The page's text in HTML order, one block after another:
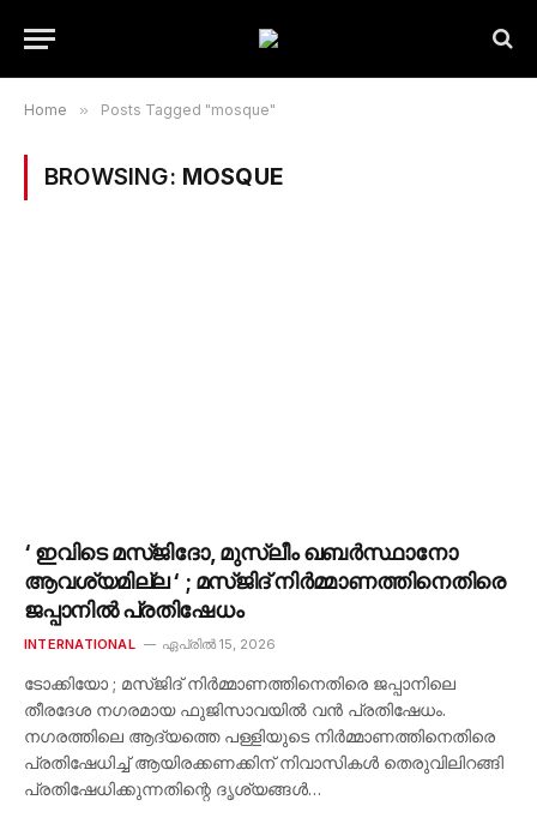
Home » Posts Tagged "mosque"
BROWSING: MOSQUE
‘ ഇവിടെ മസ്ജിദോ, മുസ്ലീം ഖബർസ്ഥാനോ
ആവശ്യമില്ല ‘ ; മസ്ജിദ് നിർമ്മാണത്തിനെതിരെ
ജപ്പാനിൽ പ്രതിഷേധം
INTERNATIONAL ഏപ്രിൽ 15, 2026
ടോക്കിയോ ; മസ്ജിദ് നിർമ്മാണത്തിനെതിരെ ജപ്പാനിലെ
തീരദേശ നഗരമായ ഫുജിസാവയിൽ വൻ പ്രതിഷേധം.
നഗരത്തിലെ ആദ്യത്തെ പള്ളിയുടെ നിർമ്മാണത്തിനെതിരെ
പ്രതിഷേധിച്ച് ആയിരക്കണക്കിന് നിവാസികൾ തെരുവിലിറങ്ങി
പ്രതിഷേധിക്കുന്നതിന്റെ ദൃശ്യങ്ങൾ…